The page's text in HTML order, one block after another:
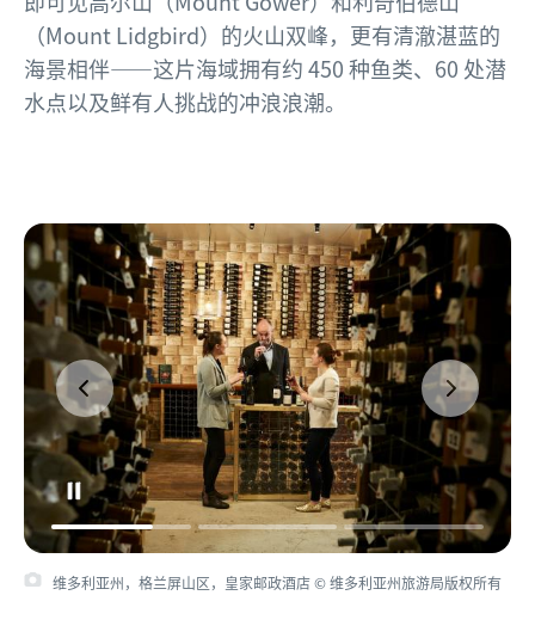
（Mount Lidgbird）的火山双峰，更有清澈湛蓝的
海景相伴——这片海域拥有约 450 种鱼类、60 处潜
水点以及鲜有人挑战的冲浪浪潮。
维多利亚州，格兰屏山区，皇家邮政酒店 © 维多利亚州旅游局版权所有